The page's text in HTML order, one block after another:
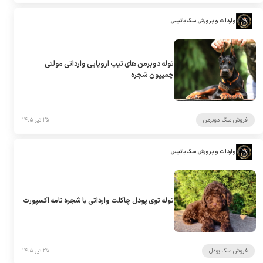
واردات و پرورش سگ باتیس
توله دوبرمن های تیپ اروپایی وارداتی مولتی
چمپیون شجره
فروش سگ دوبرمن ۲۵ تیر ۱۴۰۵
واردات و پرورش سگ باتیس
توله توی پودل چاکلت وارداتی با شجره نامه اکسپورت
فروش سگ پودل ۲۵ تیر ۱۴۰۵